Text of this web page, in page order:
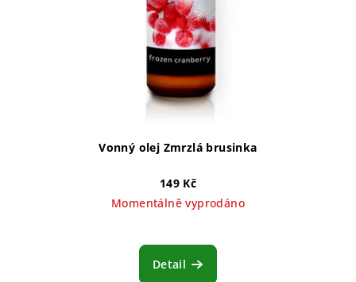
Vonný olej Zmrzlá brusinka
149 Kč
Momentálně vyprodáno
Detail